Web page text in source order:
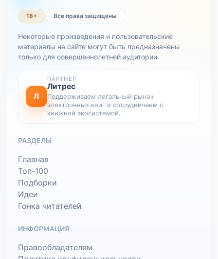
18+ Все права защищены
Некоторые произведения и пользовательские
материалы на сайте могут быть предназначены
только для совершеннолетней аудитории.
Л
ПАРТНЕР
Литрес
Поддерживаем легальный рынок
электронных книг и сотрудничаем с
книжной экосистемой.
РАЗДЕЛЫ
Главная
Топ-100
Подборки
Идеи
Гонка читателей
ИНФОРМАЦИЯ
Правообладателям